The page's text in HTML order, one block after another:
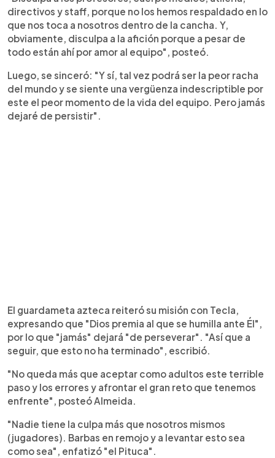
directivos y staff, porque no los hemos respaldado en lo
que nos toca a nosotros dentro de la cancha. Y,
obviamente, disculpa a la afición porque a pesar de
todo están ahí por amor al equipo", posteó.
Luego, se sinceró: "Y sí, tal vez podrá ser la peor racha
del mundo y se siente una vergüenza indescriptible por
este el peor momento de la vida del equipo. Pero jamás
dejaré de persistir".
El guardameta azteca reiteró su misión con Tecla,
expresando que "Dios premia al que se humilla ante Él",
por lo que "jamás" dejará "de perseverar". "Así que a
seguir, que esto no ha terminado", escribió.
"No queda más que aceptar como adultos este terrible
paso y los errores y afrontar el gran reto que tenemos
enfrente", posteó Almeida.
"Nadie tiene la culpa más que nosotros mismos
(jugadores). Barbas en remojo y a levantar esto sea
como sea", enfatizó "el Pituca".